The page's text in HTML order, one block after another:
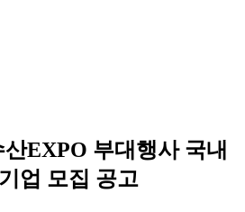
EXPO 부대행사 국내
업 모집 공고